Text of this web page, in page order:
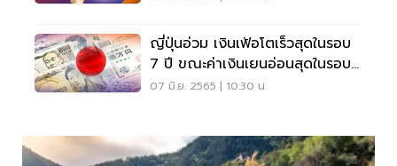
ญี่ปุ่นอ่วม เงินเฟ้อโตเร็วสุดในรอบ
7 ปี ขณะค่าเงินเยนอ่อนสุดในรอบ
20 ปี
07 มิ.ย. 2565 | 10:30 น.